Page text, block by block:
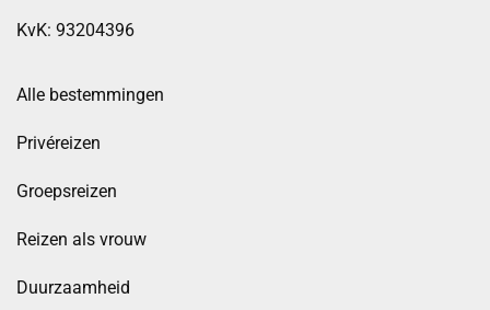
KvK: 93204396
Alle bestemmingen
Privéreizen
Groepsreizen
Reizen als vrouw
Duurzaamheid